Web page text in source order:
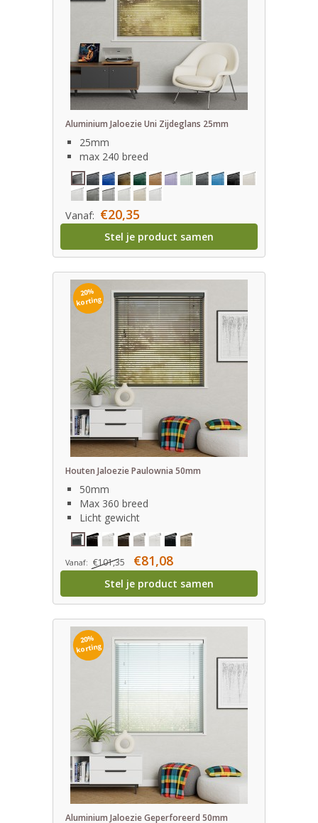
Aluminium Jaloezie Uni Zijdeglans 25mm
25mm
max 240 breed
Vanaf: €20,35
Stel je product samen
20%
korting
Houten Jaloezie Paulownia 50mm
50mm
Max 360 breed
Licht gewicht
Vanaf: €101,35 €81,08
Stel je product samen
20%
korting
Aluminium Jaloezie Geperforeerd 50mm